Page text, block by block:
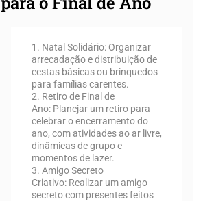
1. Natal Solidário: Organizar
arrecadação e distribuição de
cestas básicas ou brinquedos
para famílias carentes.
2. Retiro de Final de
Ano: Planejar um retiro para
celebrar o encerramento do
ano, com atividades ao ar livre,
dinâmicas de grupo e
momentos de lazer.
3. Amigo Secreto
Criativo: Realizar um amigo
secreto com presentes feitos